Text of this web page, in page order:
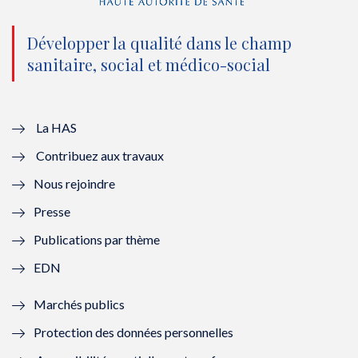
n
o
u
l
l
f
n
ê
(
n
o
e
e
n
n
o
u
ê
(
n
o
Développer la qualité dans le champ
sanitaire, social et médico-social
La HAS
Contribuez aux travaux
Nous rejoindre
Presse
Publications par thème
EDN
Marchés publics
Protection des données personnelles